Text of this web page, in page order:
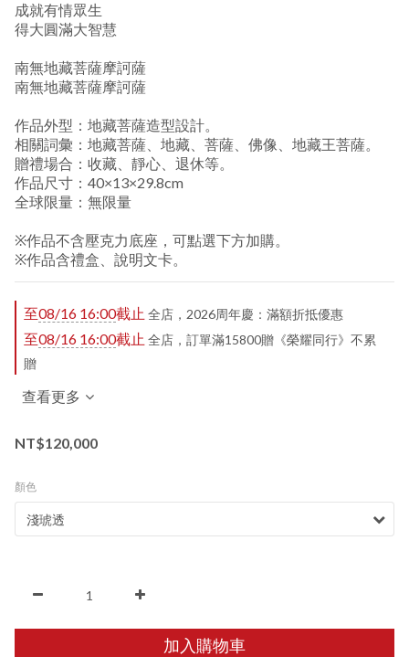
成就有情眾生
得大圓滿大智慧
南無地藏菩薩摩訶薩
南無地藏菩薩摩訶薩
作品外型：地藏菩薩造型設計。
相關詞彙：地藏菩薩、地藏、菩薩、佛像、地藏王菩薩。
贈禮場合：收藏、靜心、退休等。
作品尺寸：40×13×29.8cm
全球限量：無限量
※作品不含壓克力底座，可點選下方加購。
※作品含禮盒、說明文卡。
至08/16 16:00截止 全店，2026周年慶：滿額折抵優惠
至08/16 16:00截止 全店，訂單滿15800贈《榮耀同行》不累
贈
查看更多
NT$120,000
顏色
加入購物車